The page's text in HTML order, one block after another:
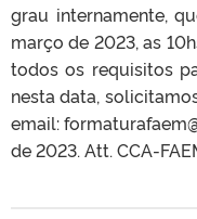
grau internamente,
março de 2023, as
todos os requisitos
nesta data,
email:
de 2023. Att. CCA-